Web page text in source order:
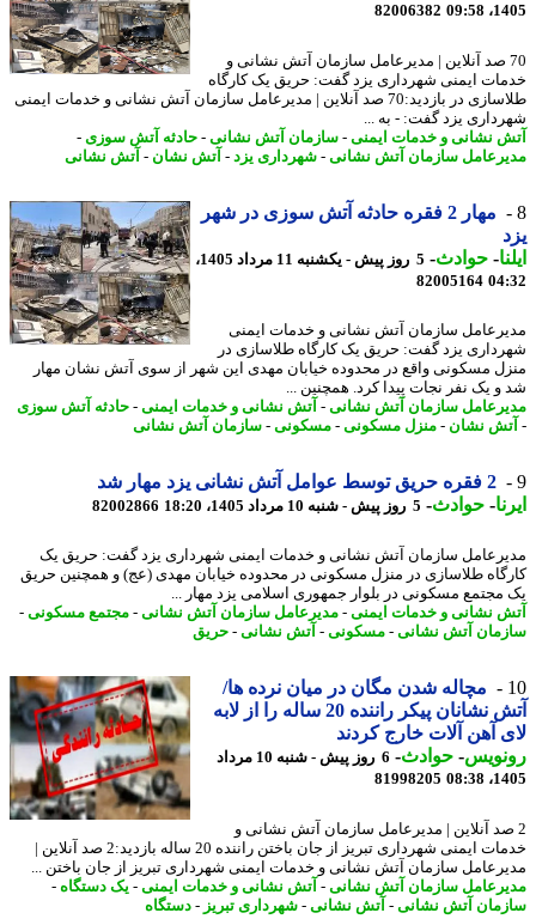
82006382
صد آنلاین | مدیرعامل سازمان آتش نشانی و
ایمنی شهرداری یزد گفت: حریق یک کارگاه
طلاسازی در بازدید:70 صد آنلاین | مدیرعامل سازمان آتش نشانی و خدمات ایمنی
یزد گفت: - به ...
نشانی و خدمات ایمنی-سازمان آتش نشانی-حادثه آتش سوزی-
سازمان آتش نشانی-شهرداری یزد-آتش نشان-آتش نشانی
مهار 2 فقره حادثه آتش سوزی در شهر
-حوادث -
5 روز پیش - یکشنبه 11 مرداد 1405،
82005164
سازمان آتش نشانی و خدمات ایمنی
یزد گفت: حریق یک کارگاه طلاسازی در
مسکونی واقع در محدوده خیابان مهدی این شهر از سوی آتش نشان مهار
یک نفر نجات پیدا کرد. همچنین ...
سازمان آتش نشانی-آتش نشانی و خدمات ایمنی-حادثه آتش سوزی
نشان-منزل مسکونی-مسکونی-سازمان آتش نشانی
2 فقره حریق توسط عوامل آتش نشانی یزد مهار شد
-حوادث -5 روز پیش - شنبه 10 مرداد 1405، 18:20 82002866
سازمان آتش نشانی و خدمات ایمنی شهرداری یزد گفت: حریق یک
طلاسازی در منزل مسکونی در محدوده خیابان مهدی (عج) و همچنین حریق
مسکونی در بلوار جمهوری اسلامی یزد مهار ...
نشانی و خدمات ایمنی-مدیرعامل سازمان آتش نشانی-مجتمع مسکونی-
آتش نشانی-مسکونی-آتش نشانی-حریق
مچاله شدن مگان در میان نرده ها/
آتش نشانان پیکر راننده 20 ساله را از لابه
آهن آلات خارج کردند
-حوادث -
6 روز پیش - شنبه 10 مرداد
81998205
آنلاین | مدیرعامل سازمان آتش نشانی و
خدمات ایمنی شهرداری تبریز از جان باختن راننده 20 ساله بازدید:2 صد آنلاین |
سازمان آتش نشانی و خدمات ایمنی شهرداری تبریز از جان باختن ...
سازمان آتش نشانی-آتش نشانی و خدمات ایمنی-یک دستگاه-
آتش نشانی-آتش نشانی-شهرداری تبریز- دستگاه